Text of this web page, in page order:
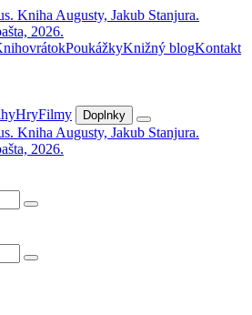
PoukážkyKnižný blogKontakt
HryFilmy Doplnky